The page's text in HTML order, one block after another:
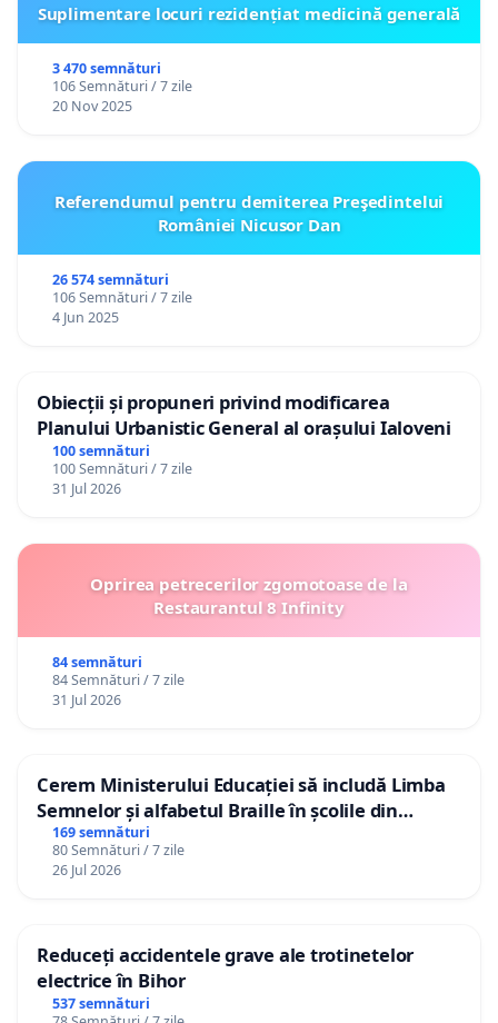
Suplimentare locuri rezidențiat medicină generală
3 470 semnături
106 Semnături / 7 zile
20 Nov 2025
Referendumul pentru demiterea Preşedintelui
României Nicusor Dan
26 574 semnături
106 Semnături / 7 zile
4 Jun 2025
Obiecții și propuneri privind modificarea
Planului Urbanistic General al orașului Ialoveni
100 semnături
100 Semnături / 7 zile
31 Jul 2026
Oprirea petrecerilor zgomotoase de la
Restaurantul 8 Infinity
84 semnături
84 Semnături / 7 zile
31 Jul 2026
Cerem Ministerului Educației să includă Limba
Semnelor și alfabetul Braille în școlile din
Republica Moldova!
169 semnături
80 Semnături / 7 zile
26 Jul 2026
Reduceți accidentele grave ale trotinetelor
electrice în Bihor
537 semnături